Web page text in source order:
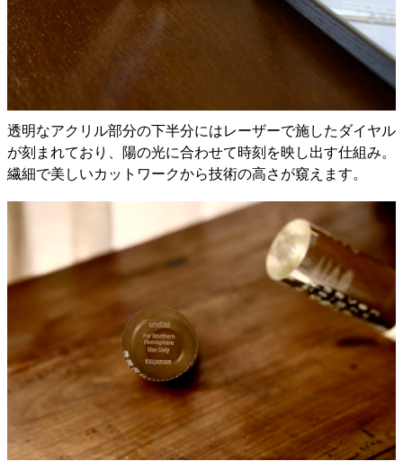
透明なアクリル部分の下半分にはレーザーで施したダイヤル
が刻まれており、陽の光に合わせて時刻を映し出す仕組み。
繊細で美しいカットワークから技術の高さが窺えます。